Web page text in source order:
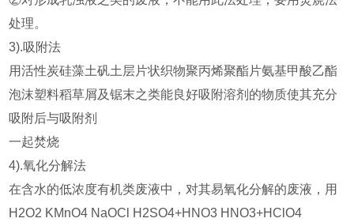
处理。
3).吸附法
用活性炭硅藻土矾土层片状织物聚丙烯聚酯片氨基甲酸乙酯
泡沫塑料稻草屑及锯末之类能良好吸附溶剂的物质使其充分
吸附后与吸附剂
一起焚烧
4).氧化分解法
在含水的低浓度有机类废液中，对其易氧化分解的废液，用
H2O2 KMnO4 NaOCl H2SO4+HNO3 HNO3+HClO4